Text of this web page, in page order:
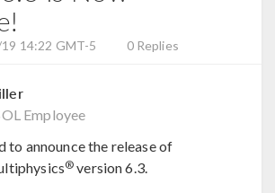
14:22 GMT-5 0 Replies
Employee
to announce the release of
® version 6.3.